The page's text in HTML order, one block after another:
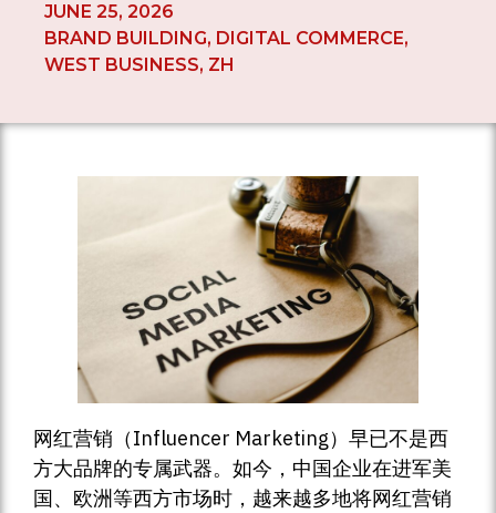
JUNE 25, 2026
BRAND BUILDING, DIGITAL COMMERCE,
WEST BUSINESS, ZH
网红营销（Influencer Marketing）早已不是西
方大品牌的专属武器。如今，中国企业在进军美
国、欧洲等西方市场时，越来越多地将网红营销